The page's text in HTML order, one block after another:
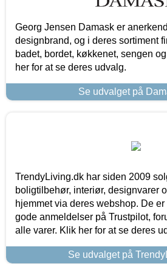
Georg Jensen Damask er
designbrand, og i deres sortiment
badet, bordet, køkkenet, sengen
her for at se deres udvalg.
Se udvalget på
TrendyLiving.dk har siden 2009
boligtilbehør, interiør, designvarer
hjemmet via deres webshop. De
gode anmeldelser på Trustpilot,
alle varer. Klik her for at se deres
Se udvalget på